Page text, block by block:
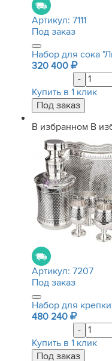
Артикул: 7111
Под заказ
Набор для сока
320 400
-
Купить в 1 клик
В избранном В
Артикул: 7207
Под заказ
Набор для
480 240
-
Купить в 1 клик